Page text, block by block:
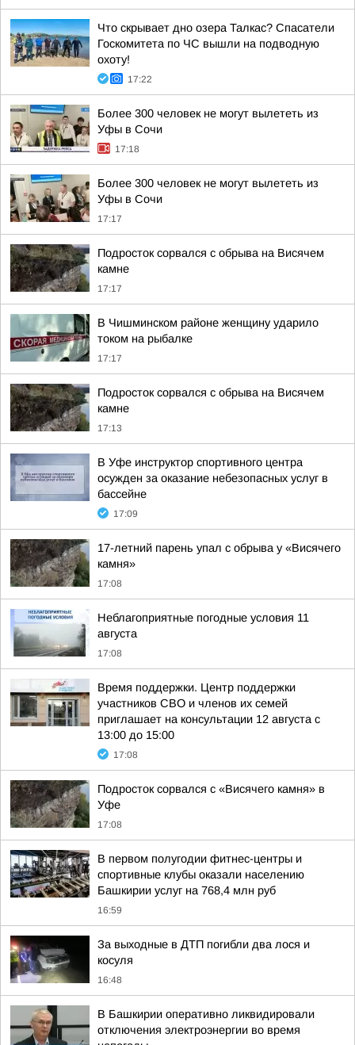
Что скрывает дно озера Талкас? Спасатели
Госкомитета по ЧС вышли на подводную
охоту!
17:22
Более 300 человек не могут вылететь из
Уфы в Сочи
17:18
Более 300 человек не могут вылететь из
Уфы в Сочи
17:17
Подросток сорвался с обрыва на Висячем
камне
17:17
В Чишминском районе женщину ударило
током на рыбалке
17:17
Подросток сорвался с обрыва на Висячем
камне
17:13
В Уфе инструктор спортивного центра
осужден за оказание небезопасных услуг в
бассейне
17:09
17-летний парень упал с обрыва у «Висячего
камня»
17:08
Неблагоприятные погодные условия 11
августа
17:08
Время поддержки. Центр поддержки
участников СВО и членов их семей
приглашает на консультации 12 августа с
13:00 до 15:00
17:08
Подросток сорвался с «Висячего камня» в
Уфе
17:08
В первом полугодии фитнес-центры и
спортивные клубы оказали населению
Башкирии услуг на 768,4 млн руб
16:59
За выходные в ДТП погибли два лося и
косуля
16:48
В Башкирии оперативно ликвидировали
отключения электроэнергии во время